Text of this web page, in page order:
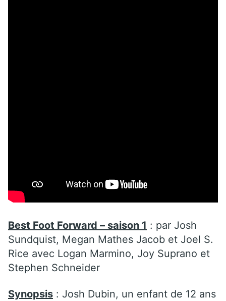
Best Foot Forward – saison 1 : par Josh
Sundquist, Megan Mathes Jacob et Joel S.
Rice avec Logan Marmino, Joy Suprano et
Stephen Schneider
Synopsis : Josh Dubin, un enfant de 12 ans